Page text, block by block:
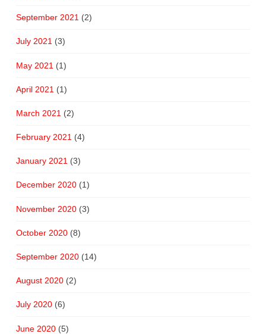
September 2021 (2)
July 2021(3)
May 2021 (1)
April 2021 (1)
March 2021 (2)
February 2021 (4)
January 2021(3)
December 2020(1)
November 2020(3)
October 2020(8)
September 2020(14)
August 2020(2)
July 2020(6)
June 2020(5)